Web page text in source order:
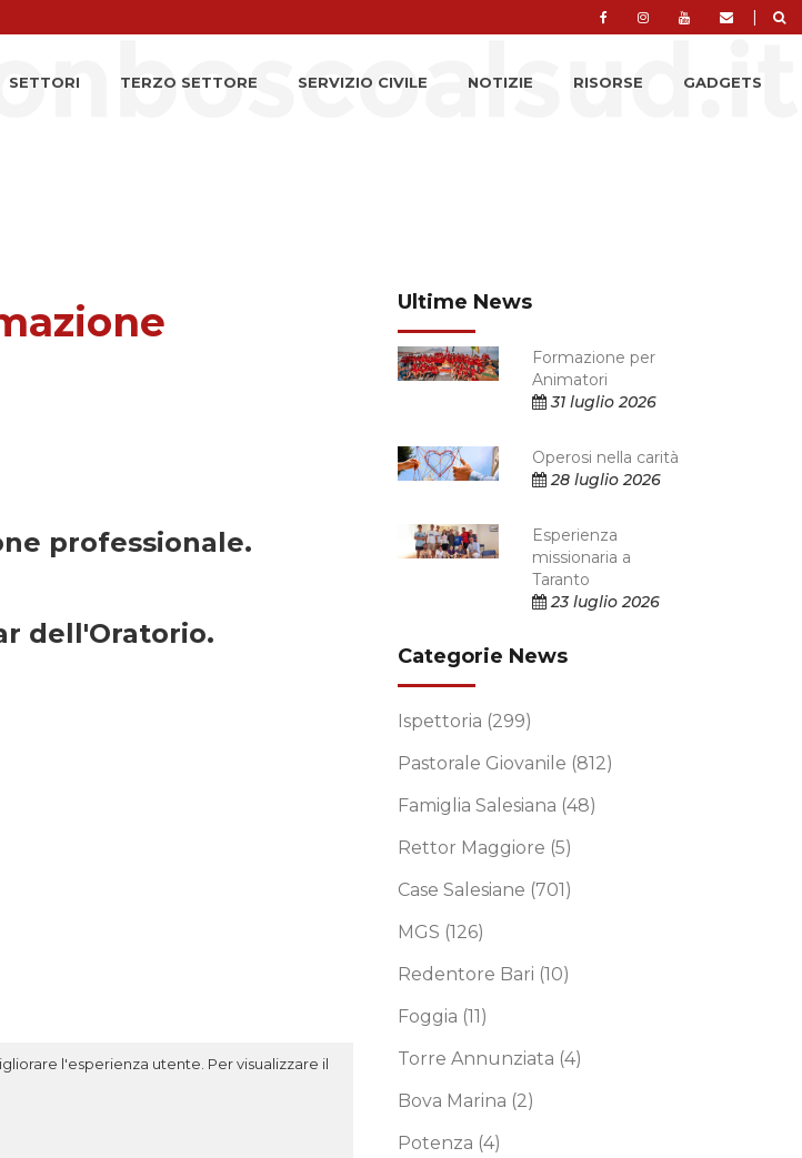
|
SETTORI TERZO SETTORE SERVIZIO CIVILE NOTIZIE RISORSE GADGETS
professionale.
dell'Oratorio.
l'esperienza utente. Per visualizzare il
Ultime News
Formazione per
Animatori
31 luglio 2026
Operosi nella carità
28 luglio 2026
Esperienza
missionaria a
Taranto
23 luglio 2026
Categorie News
Ispettoria (299)
Pastorale Giovanile (812)
Famiglia Salesiana (48)
Rettor Maggiore (5)
Case Salesiane (701)
MGS (126)
Redentore Bari (10)
Foggia (11)
Torre Annunziata (4)
Bova Marina (2)
Potenza (4)